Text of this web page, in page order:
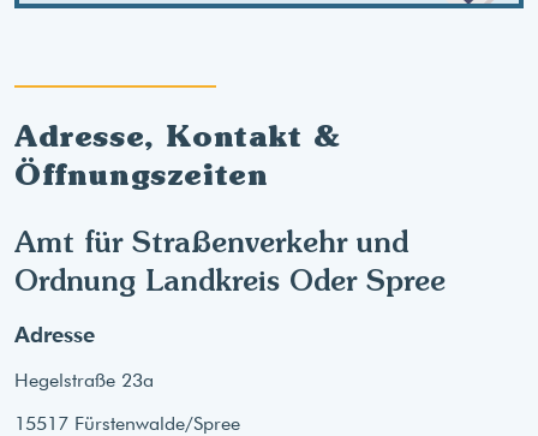
Adresse, Kontakt &
Öffnungszeiten
Amt für Straßenverkehr und
Ordnung Landkreis Oder Spree
Adresse
Hegelstraße 23a
15517 Fürstenwalde/Spree